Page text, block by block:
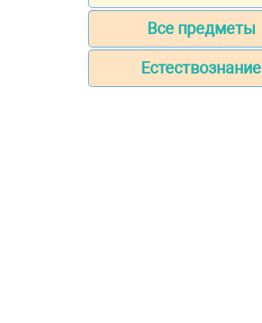
Все предметы
Естествознание